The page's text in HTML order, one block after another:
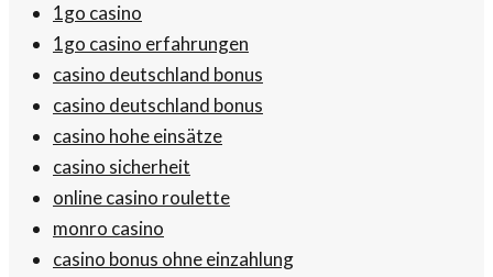
1go casino
1go casino erfahrungen
casino deutschland bonus
casino deutschland bonus
casino hohe einsätze
casino sicherheit
online casino roulette
monro casino
casino bonus ohne einzahlung